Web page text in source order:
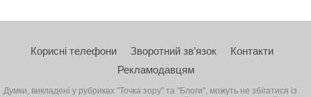
Корисні телефони Зворотний зв’язок
Контакти
Рекламодавцям
Думки, викладені у рубриках "Точка зору" та "Блоги", можуть не збігатися із